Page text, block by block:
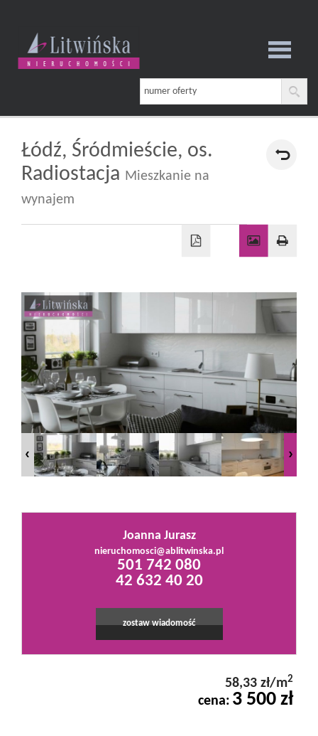
Strona
główna
firmie
Oferta
Mieszkania
Domy
Działki
Kontakt
Notatnik
Łódź, Śródmieście, os.
Radiostacja Mieszkanie na
wynajem
Joanna Jurasz
nieruchomosci@ablitwinska.pl
501 742 080
42 632 40 20
zostaw wiadomość
58,33 zł/m2
cena: 3 500 zł